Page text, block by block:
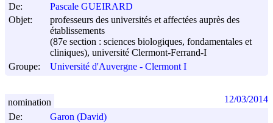
De:
Pascale GUEIRARD
Objet:
professeurs des universités et affectées auprès des
établissements
(87e section : sciences biologiques, fondamentales et
cliniques), université Clermont-Ferrand-I
Groupe:
Université d'Auvergne - Clermont I
De:
Garon (David)
nomination 12/03/2014